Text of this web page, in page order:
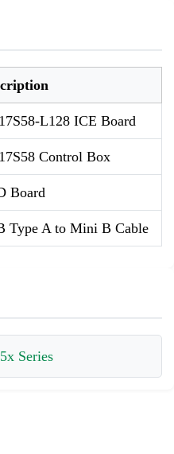
L128 ICE Board
Control Box
Board
Type A to Mini B Cable
Series